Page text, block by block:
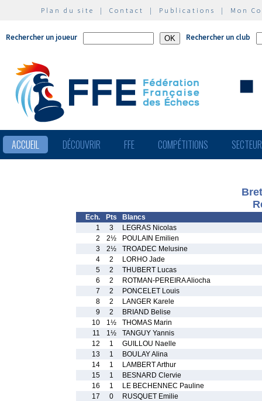
Plan du site | Contact | Publications | Mon
Rechercher un joueur Rechercher un club
ACCUEIL DÉCOUVRIR FFE COMPÉTITIONS
Ech. Pts
Blancs
1
3
LEGRAS Nicolas
2
2½
POULAIN Emilien
3
2½
TROADEC Melusine
4
2
LORHO Jade
5
2
THUBERT Lucas
6
2
ROTMAN-PEREIRA Aliocha
7
2
PONCELET Louis
8
2
LANGER Karele
9
2
BRIAND Belise
10
1½
THOMAS Marin
11
1½
TANGUY Yannis
12
1
GUILLOU Naelle
13
1
BOULAY Alina
14
1
LAMBERT Arthur
15
1
BESNARD Clervie
16
1
LE BECHENNEC Pauline
17
0
RUSQUET Emilie